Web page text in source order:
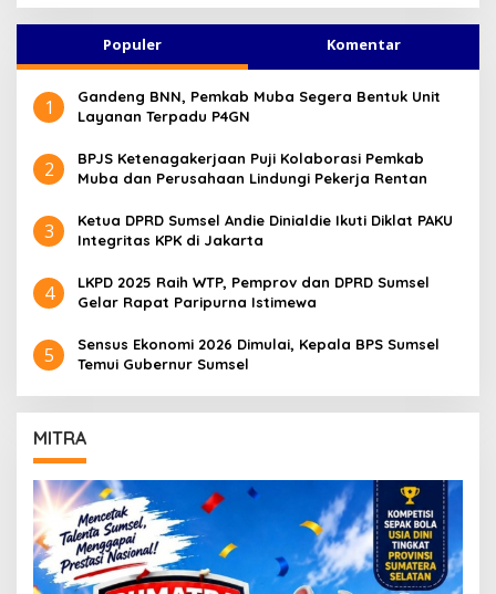
Populer Komentar
1
Gandeng BNN, Pemkab Muba Segera Bentuk Unit
Layanan Terpadu P4GN
2
BPJS Ketenagakerjaan Puji Kolaborasi Pemkab
Muba dan Perusahaan Lindungi Pekerja Rentan
3
Ketua DPRD Sumsel Andie Dinialdie Ikuti Diklat PAKU
Integritas KPK di Jakarta
4
LKPD 2025 Raih WTP, Pemprov dan DPRD Sumsel
Gelar Rapat Paripurna Istimewa
5
Sensus Ekonomi 2026 Dimulai, Kepala BPS Sumsel
Temui Gubernur Sumsel
MITRA